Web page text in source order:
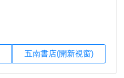
五南書店(開新視窗)